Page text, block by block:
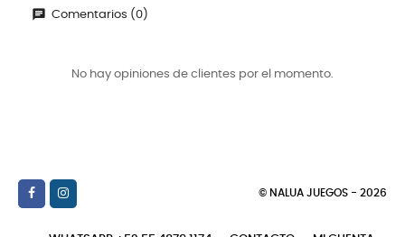
Comentarios (0)
No hay opiniones de clientes por el momento.
© NALUA JUEGOS - 2026